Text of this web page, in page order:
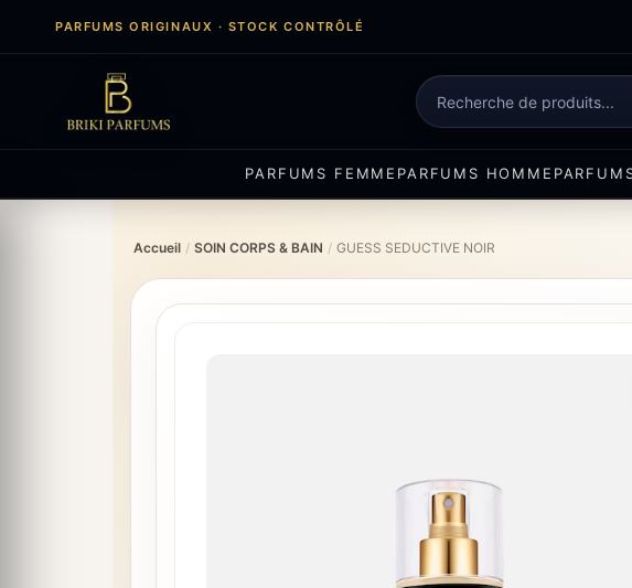
PARFUMS ORIGINAUX · STOCK CONTRÔLÉ
Recherche
de
produits
PARFUMS FEMME PARFUMS HOMME
Accueil / SOIN CORPS & BAIN / GUESS SEDUCTIVE NOIR